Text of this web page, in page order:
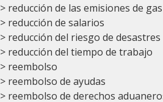
> reducción de las emisiones de gas
> reducción de salarios
> reducción del riesgo de desastres
> reducción del tiempo de trabajo
> reembolso
> reembolso de ayudas
> reembolso de derechos